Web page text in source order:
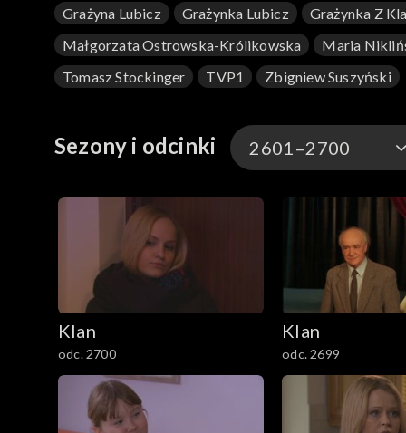
Grażyna Lubicz
Grażynka Lubicz Grażynka Z
Małgorzata Ostrowska-Królikowska
Maria
Tomasz Stockinger
TVP1 Zbigniew Suszyński
Sezony i odcinki 2601–2700
4701–4800
4601–4700
4501–4600
4401–4500
4301–4400
Klan
odc. 2700
Klan
odc. 2699